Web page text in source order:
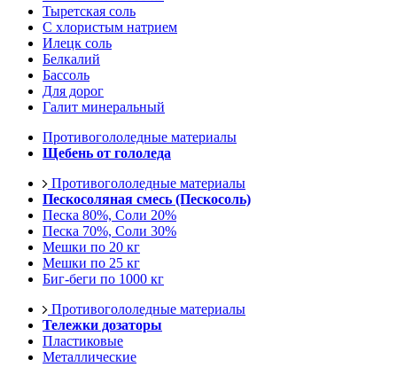
Тыретская соль
С хлористым натрием
Илецк соль
Белкалий
Бассоль
Для дорог
Галит минеральный
Противогололедные материалы
Щебень от гололеда
Противогололедные материалы
Пескосоляная смесь (Пескосоль)
Песка 80%, Соли 20%
Песка 70%, Соли 30%
Мешки по 20 кг
Мешки по 25 кг
Биг-беги по 1000 кг
Противогололедные материалы
Тележки дозаторы
Пластиковые
Металлические